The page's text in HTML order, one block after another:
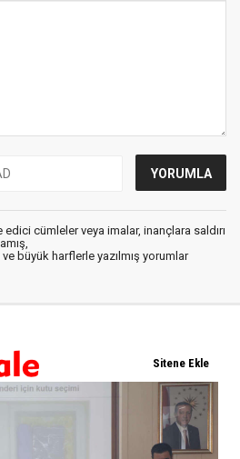
cümleler veya imalar, inançlara saldırı
büyük harflerle yazılmış yorumlar